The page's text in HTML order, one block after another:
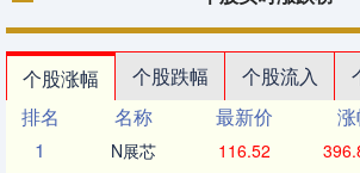
个股涨幅 个股跌幅 个股流入
排名
名称 最新价
1
N展芯 116.52